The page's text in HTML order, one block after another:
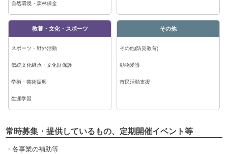
自然環境・森林保全
教養・文化・スポーツ
スポーツ・野外活動
伝統文化継承・文化財保護
学術・芸術振興
生涯学習
その他
その他(防災教育)
動物愛護
市民活動支援
常時募集・提供しているもの、定期開催イベント等
・各事業の補助等